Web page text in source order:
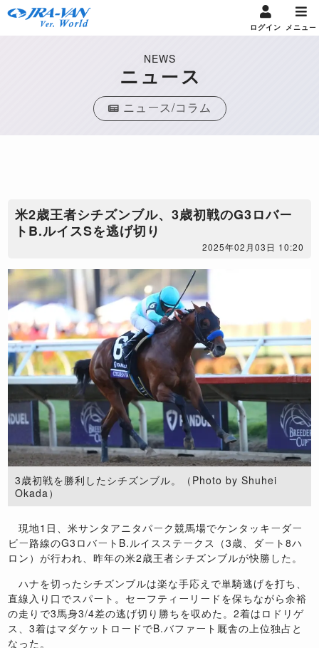
ログイン メニュー
NEWS
ニュース
ニュース/コラム
米2歳王者シチズンブル、3歳初戦のG3ロバー
トB.ルイスSを逃げ切り
2025年02月03日 10:20
3歳初戦を勝利したシチズンブル。（Photo by Shuhei
Okada）
現地1日、米サンタアニタパーク競馬場でケンタッキーダー
ビー路線のG3ロバートB.ルイスステークス（3歳、ダート8ハ
ロン）が行われ、昨年の米2歳王者シチズンブルが快勝した。
ハナを切ったシチズンブルは楽な手応えで単騎逃げを打ち、
直線入り口でスパート。セーフティーリードを保ちながら余裕
の走りで3馬身3/4差の逃げ切り勝ちを収めた。2着はロドリゲ
ス、3着はマダケットロードでB.バファート厩舎の上位独占と
なった。